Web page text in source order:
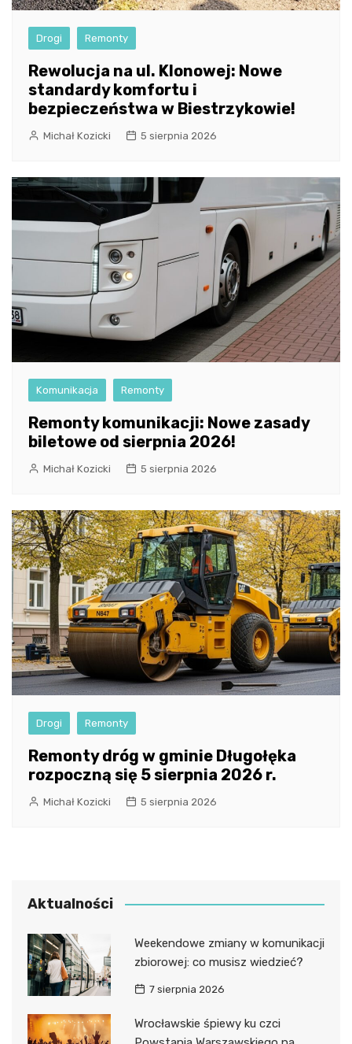
Drogi Remonty
Rewolucja na ul. Klonowej: Nowe
standardy komfortu i
bezpieczeństwa w Biestrzykowie!
Michał Kozicki 5 sierpnia 2026
Komunikacja Remonty
Remonty komunikacji: Nowe zasady
biletowe od sierpnia 2026!
Michał Kozicki 5 sierpnia 2026
Drogi Remonty
Remonty dróg w gminie Długołęka
rozpoczną się 5 sierpnia 2026 r.
Michał Kozicki 5 sierpnia 2026
Aktualności
Weekendowe zmiany w komunikacji
zbiorowej: co musisz wiedzieć?
7 sierpnia 2026
Wrocławskie śpiewy ku czci